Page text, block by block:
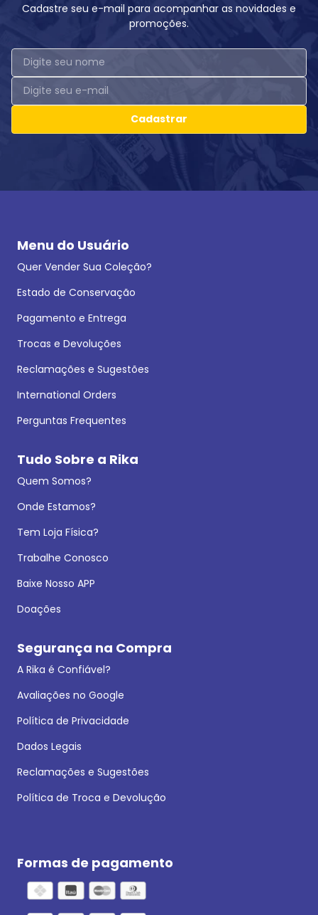
Cadastre seu e-mail para acompanhar as novidades e
promoções.
Cadastrar
Menu do Usuário
Quer Vender Sua Coleção?
Estado de Conservação
Pagamento e Entrega
Trocas e Devoluções
Reclamações e Sugestões
International Orders
Perguntas Frequentes
Tudo Sobre a Rika
Quem Somos?
Onde Estamos?
Tem Loja Física?
Trabalhe Conosco
Baixe Nosso APP
Doações
Segurança na Compra
A Rika é Confiável?
Avaliações no Google
Política de Privacidade
Dados Legais
Reclamações e Sugestões
Política de Troca e Devolução
Formas de pagamento